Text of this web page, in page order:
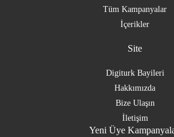
Tüm Kampanyalar
İçerikler
Site
Digiturk Bayileri
Hakkımızda
Bize Ulaşın
İletişim
Yeni Üye